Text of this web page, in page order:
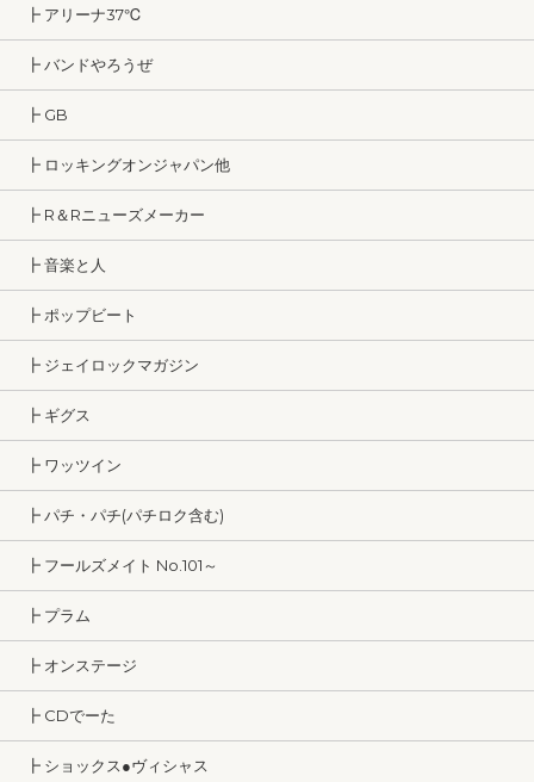
┣ アリーナ37℃
┣ バンドやろうぜ
┣ GB
┣ ロッキングオンジャパン他
┣ R＆Rニューズメーカー
┣ 音楽と人
┣ ポップビート
┣ ジェイロックマガジン
┣ ギグス
┣ ワッツイン
┣ パチ・パチ(パチロク含む)
┣ フールズメイト No.101～
┣ プラム
┣ オンステージ
┣ CDでーた
┣ ショックス●ヴィシャス